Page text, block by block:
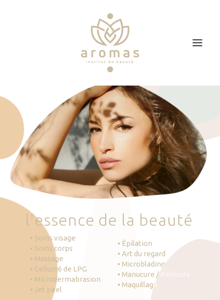
Soins
Je veux faire un bon cadeau
Plan d’accès
Prendre RDV
'essence de la beauté
• Soins visage
• Soins corps
• Massage
• Cellum6 de LPG
• Microdermabrasion
• Jet peel
• Épilation
• Art du regard
• Microblading
• Manucure / Pédicure
• Maquillage